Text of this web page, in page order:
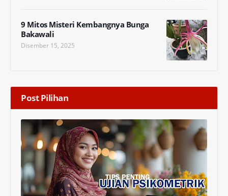
9 Mitos Misteri Kembangnya Bunga
Bakawali
Disember 15, 2025
Post Pilihan